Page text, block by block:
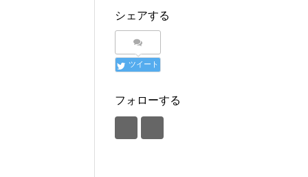
シェアする
ツイート
フォローする